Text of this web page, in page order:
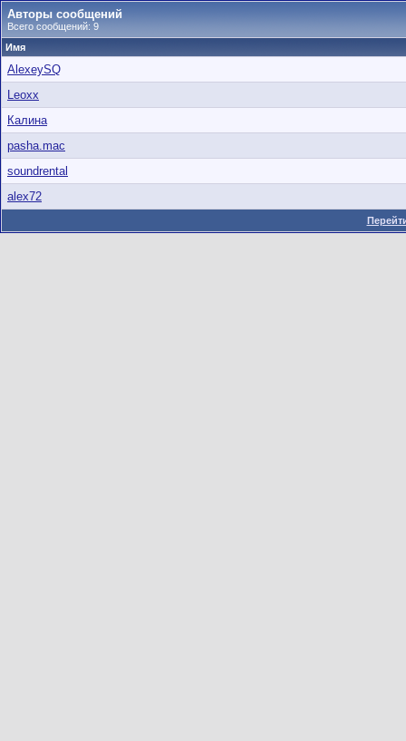
Авторы сообщений
Всего сообщений: 9
Имя
AlexeySQ
Leoxx
Калина
pasha.mac
soundrental
alex72